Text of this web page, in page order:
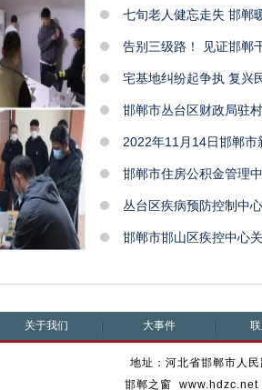
七旬老人健忘走失 邯郸
告别三级路！ 见证邯郸
宅基地纠纷起争执 复兴
邯郸市丛台区财政局驻
2022年11月14日邯郸
邯郸市住房公积金管理
丛台区疾病预防控制中
邯郸市邯山区疾控中心
关于我们 大事件
地址：河北省邯郸市人
邯郸之窗 www.hdzc.net